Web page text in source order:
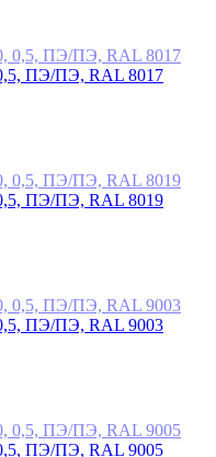
0,5, ПЭ/ПЭ, RAL 8017
0,5, ПЭ/ПЭ, RAL 8019
0,5, ПЭ/ПЭ, RAL 9003
0,5, ПЭ/ПЭ, RAL 9005